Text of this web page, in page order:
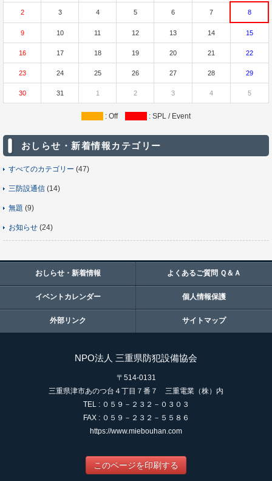
2 3 4 5 6 7 8
9 10 11 12 13 14 15
16 17 18 19 20 21 22
23 24 25 26 27 28 29
30 31 1 2 3 4 5
: Off : SPL / Event
おしらせ・新着情報カテゴリー
すべてのカテゴリー (47)
三防設通信 (14)
無題 (9)
お知らせ (24)
おしらせ・新着情報 よくあるご質問 Ｑ＆Ａ
イベントカレンダー 個人情報保護
外部リンク サイトマップ
NPO法人 三重県防犯設備協会
〒514-0131
三重県津市あのつ台４丁目７番７ 三重電業（株）内
TEL : ０５９－２３２－０３０３
FAX : ０５９－２３２－５５８６
https://www.miebouhan.com
このページを印刷する